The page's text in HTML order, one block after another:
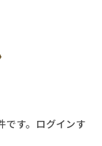
です。ログインす